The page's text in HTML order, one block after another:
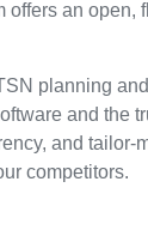
an open,
planning
and the
and
competitors.